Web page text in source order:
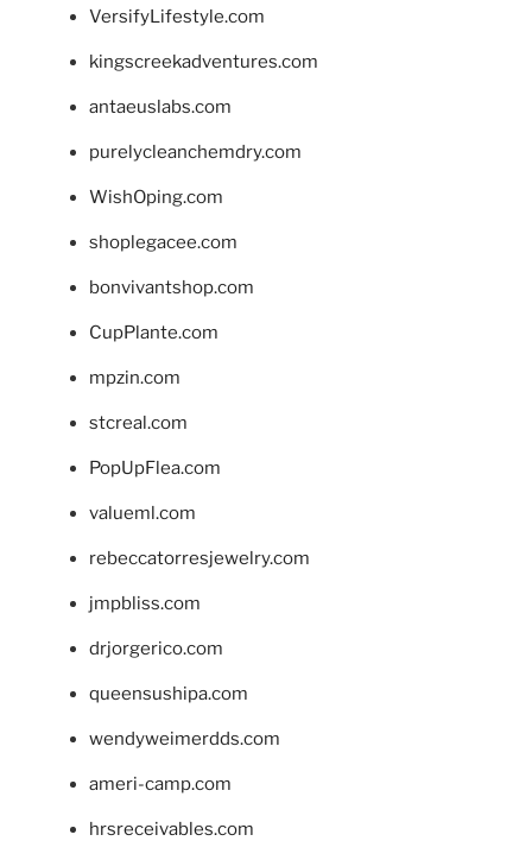
VersifyLifestyle.com
kingscreekadventures.com
antaeuslabs.com
purelycleanchemdry.com
WishOping.com
shoplegacee.com
bonvivantshop.com
CupPlante.com
mpzin.com
stcreal.com
PopUpFlea.com
valueml.com
rebeccatorresjewelry.com
jmpbliss.com
drjorgerico.com
queensushipa.com
wendyweimerdds.com
ameri-camp.com
hrsreceivables.com